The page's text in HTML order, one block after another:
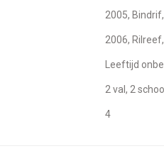
2005,
2006, Rilreef,
Leeftijd
2 val, 2
4